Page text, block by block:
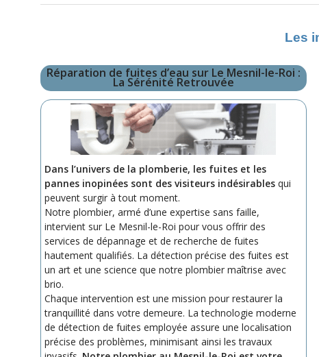
Les
Réparation de fuites d’eau sur Le Mesnil-le-Roi :
La Sérénité Retrouvée
Dans l’univers de la plomberie, les fuites et les
pannes inopinées sont des visiteurs indésirables qui
peuvent surgir à tout moment.
Notre plombier, armé d’une expertise sans faille,
intervient sur Le Mesnil-le-Roi pour vous offrir des
services de dépannage et de recherche de fuites
hautement qualifiés. La détection précise des fuites est
un art et une science que notre plombier maîtrise avec
brio.
Chaque intervention est une mission pour restaurer la
tranquillité dans votre demeure. La technologie moderne
de détection de fuites employée assure une localisation
précise des problèmes, minimisant ainsi les travaux